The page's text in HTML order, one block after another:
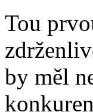
Tou
by měl